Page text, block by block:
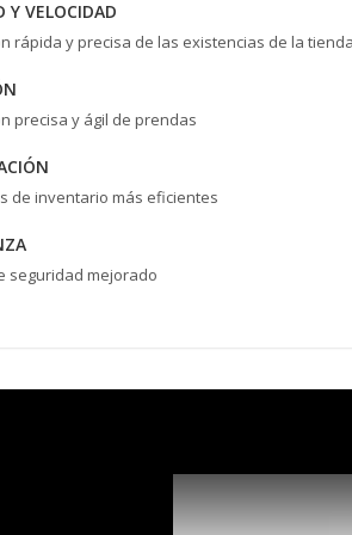
Y VELOCIDAD
rápida y precisa de las existencias de la
precisa y ágil de prendas
de inventario más eficientes
seguridad mejorado